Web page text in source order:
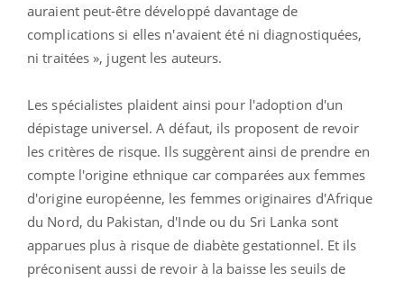
auraient peut-être développé davantage de
complications si elles n'avaient été ni diagnostiquées,
ni traitées », jugent les auteurs.
Les spécialistes plaident ainsi pour l'adoption d'un
dépistage universel. A défaut, ils proposent de revoir
les critères de risque. Ils suggèrent ainsi de prendre en
compte l'origine ethnique car comparées aux femmes
d'origine européenne, les femmes originaires d'Afrique
du Nord, du Pakistan, d'Inde ou du Sri Lanka sont
apparues plus à risque de diabète gestationnel. Et ils
préconisent aussi de revoir à la baisse les seuils de